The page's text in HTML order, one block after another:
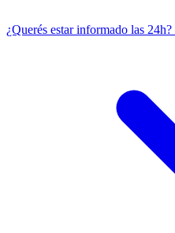
¿Querés estar informado las 24h?